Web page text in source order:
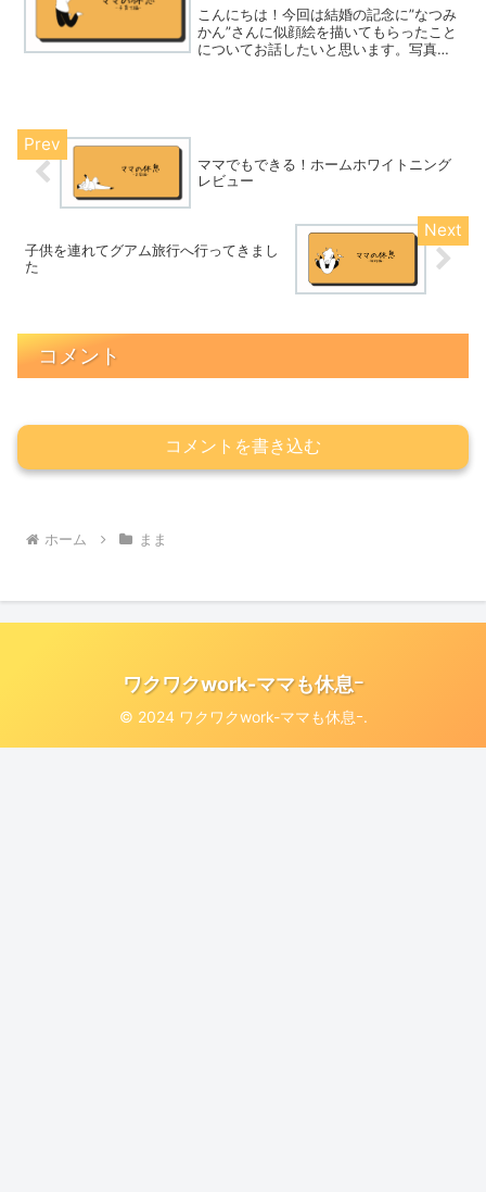
こんにちは！今回は結婚の記念に”なつみ
かん”さんに似顔絵を描いてもらったこと
についてお話したいと思います。写真は
ママでもできる！ホームホワイトニング
レビュー
子供を連れてグアム旅行へ行ってきまし
た
コメント
コメントを書き込む
ホーム まま
ワクワクwork-ママも休息ｰ
© 2024 ワクワクwork-ママも休息ｰ.